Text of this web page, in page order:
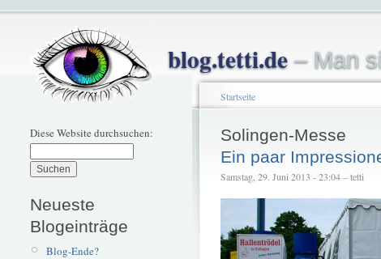
blog.tetti.de– Man
Diese Website durchsuchen:
Neueste
Blogeinträge
Blog-Ende?
Startseite
Solingen-Messe
Ein paar
Samstag, 29. Juni 2013 - 23:04 – tetti